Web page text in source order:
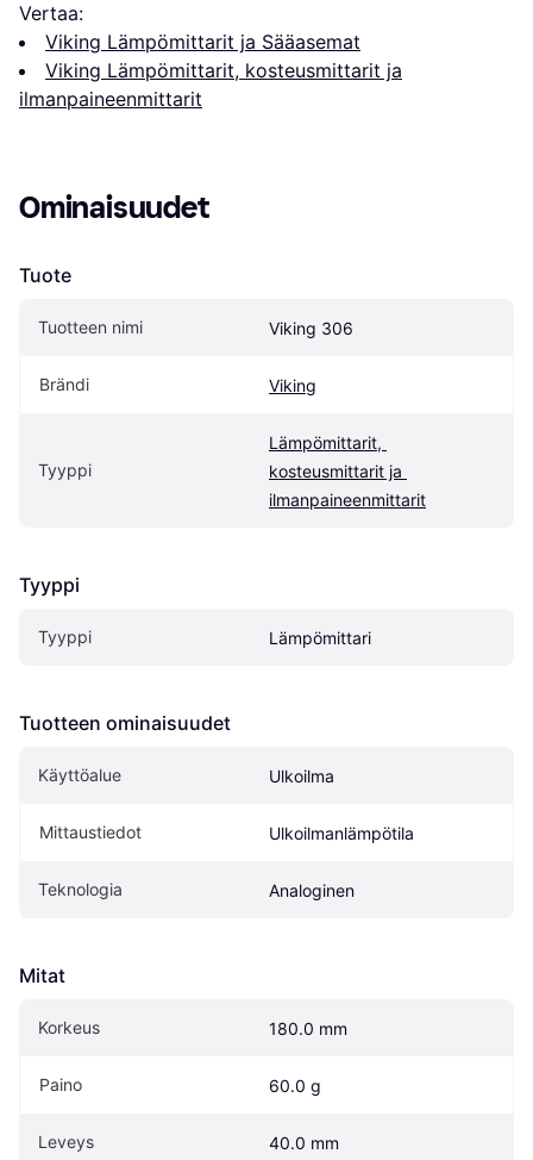
Vertaa:
Viking Lämpömittarit ja Sääasemat
Viking Lämpömittarit, kosteusmittarit ja
ilmanpaineenmittarit
Ominaisuudet
Tuote
Tuotteen nimi Viking 306
Brändi Viking
Tyyppi
Lämpömittarit,
kosteusmittarit ja
ilmanpaineenmittarit
Tyyppi
Tyyppi Lämpömittari
Tuotteen ominaisuudet
Käyttöalue Ulkoilma
Mittaustiedot Ulkoilmanlämpötila
Teknologia Analoginen
Mitat
Korkeus 180.0 mm
Paino 60.0 g
Leveys 40.0 mm